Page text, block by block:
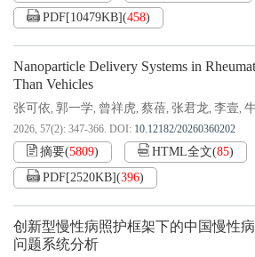
PDF[10479KB](458)
Nanoparticle Delivery Systems in
Than Vehicles
张可依, 郭一学, 曾祥虎, 蔡蓓, 张君龙, 李壹,
2026, 57(2): 347-366. DOI: 10.12182/20260360202
摘要(5809) HTML全文(85)
PDF[2520KB](396)
创新型慢性病照护框架下的中国慢性
问题系统分析